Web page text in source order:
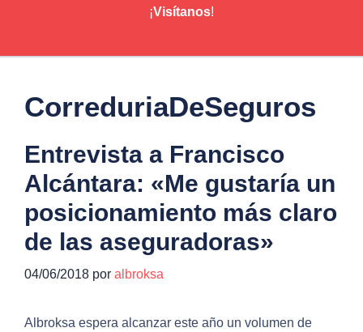
¡Visítanos!
CorreduriaDeSeguros
Entrevista a Francisco
Alcántara: «Me gustaría un
posicionamiento más claro
de las aseguradoras»
04/06/2018 por albroksa
Albroksa espera alcanzar este año un volumen de